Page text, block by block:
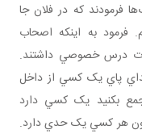
فرمودند که در فلان جا
فرمود به اينکه اصحاب
درس خصوصي داشتند.
پاي يک کسي از داخل
بکنيد يک کسي دارد
هر کسي يک حدي دارد.